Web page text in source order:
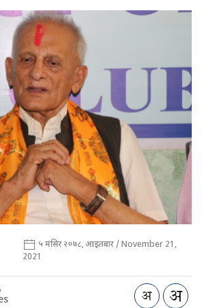
५ मंसिर २०७८, आइतबार / November 21,
2021